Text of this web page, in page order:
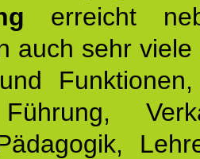
erreicht
auch sehr